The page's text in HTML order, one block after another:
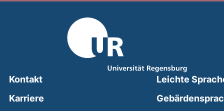
Kontakt
Karriere
Leichte